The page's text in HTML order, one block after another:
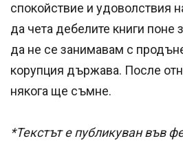
спокойствие и удоволствия
да чета дебелите книги поне
да не се занимавам с
корупция държава. После
някога ще съмне.
*Текстът е публикуван във